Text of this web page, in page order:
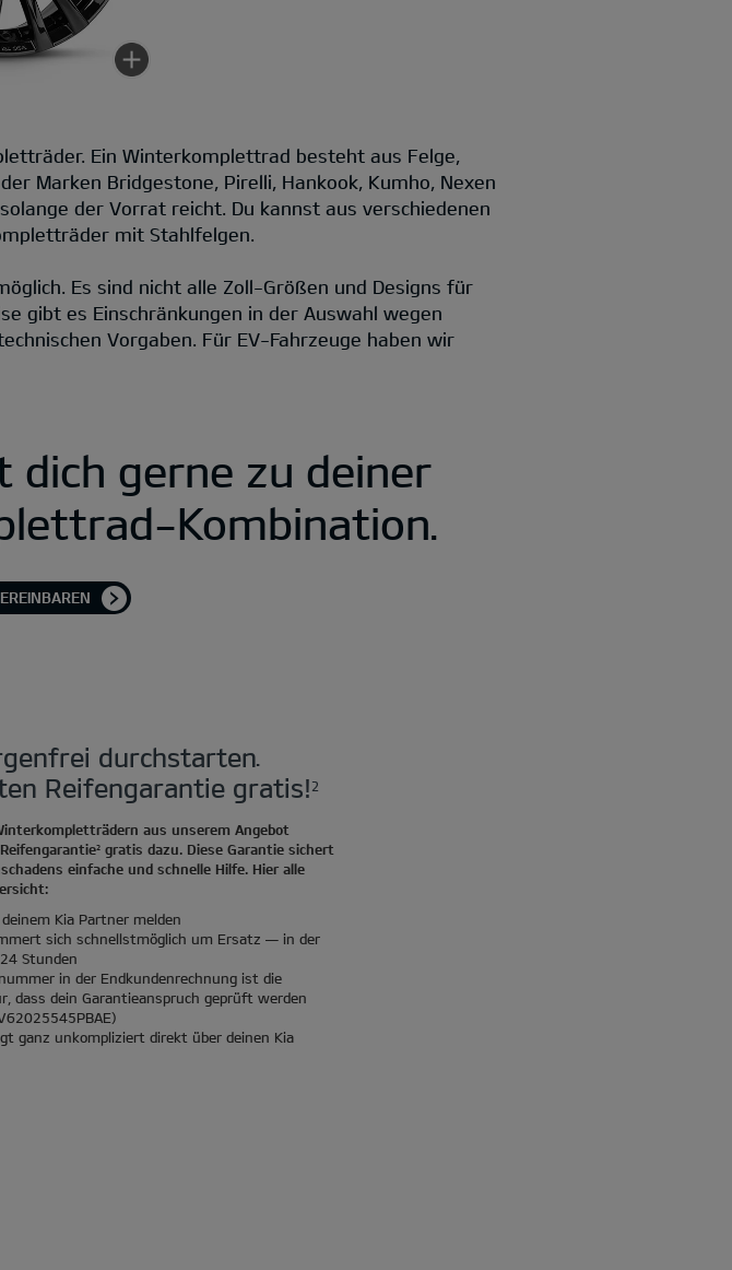
Ein Winterkomplettrad besteht aus Felge,
Marken Bridgestone, Pirelli, Hankook, Kumho, Nexen
der Vorrat reicht. Du kannst aus verschiedenen
mit Stahlfelgen.
Es sind nicht alle Zoll-Größen und Designs für
gibt es Einschränkungen in der Auswahl wegen
Vorgaben. Für EV-Fahrzeuge haben wir
dich gerne zu deiner
Kombination.
durchstarten.
Reifengarantie gratis! 2
aus unserem Angebot
2 gratis dazu. Diese Garantie sichert
einfache und schnelle Hilfe. Hier alle
Kia Partner melden
sich schnellstmöglich um Ersatz — in der
Stunden
in der Endkundenrechnung ist die
dass dein Garantieanspruch geprüft werden
ganz unkompliziert direkt über deinen Kia